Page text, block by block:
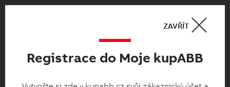
0
Moje kupabb.cz
Registrace do Moje kupABB
ZAVŘÍT